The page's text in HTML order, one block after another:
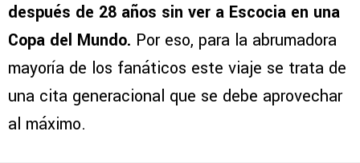
después de 28 años sin ver a Escocia en una
Copa del Mundo. Por eso, para la abrumadora
mayoría de los fanáticos este viaje se trata de
una cita generacional que se debe aprovechar
al máximo.